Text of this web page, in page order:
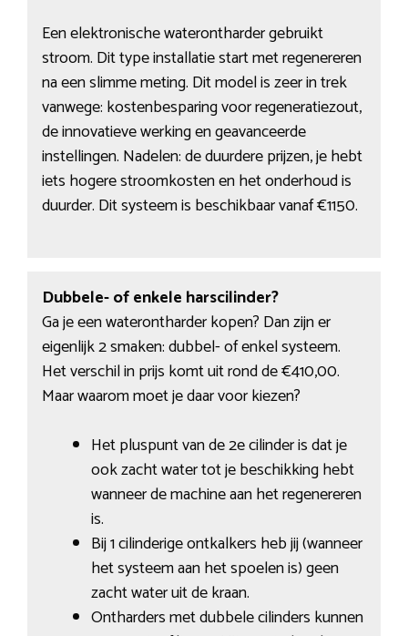
Een elektronische waterontharder gebruikt
stroom. Dit type installatie start met regenereren
na een slimme meting. Dit model is zeer in trek
vanwege: kostenbesparing voor regeneratiezout,
de innovatieve werking en geavanceerde
instellingen. Nadelen: de duurdere prijzen, je hebt
iets hogere stroomkosten en het onderhoud is
duurder. Dit systeem is beschikbaar vanaf €1150.
Dubbele- of enkele harscilinder?
Ga je een waterontharder kopen? Dan zijn er
eigenlijk 2 smaken: dubbel- of enkel systeem.
Het verschil in prijs komt uit rond de €410,00.
Maar waarom moet je daar voor kiezen?
Het pluspunt van de 2e cilinder is dat je
ook zacht water tot je beschikking hebt
wanneer de machine aan het regenereren
is.
Bij 1 cilinderige ontkalkers heb jij (wanneer
het systeem aan het spoelen is) geen
zacht water uit de kraan.
Ontharders met dubbele cilinders kunnen